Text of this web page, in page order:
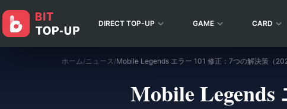
DIRECT TOP-UP GAME CARD
ホーム/ニュース /Mobile Legends エラー 101 修正：7つの解決策（
Mobile Legends